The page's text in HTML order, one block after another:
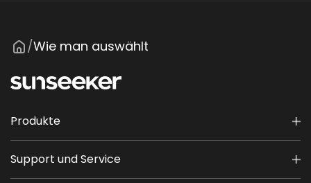
/Wie man auswählt
Produkte
Support und Service